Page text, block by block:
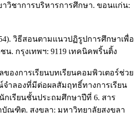
ชาการบริหารการศึกษา. ขอนแก่น:
วิธีสอนตามแนวปฏิรูปการศึกษาเพื่อ
. กรุงเทพฯ: 9119 เทคนิคพริ้นติ้ง
ของการเรียนบทเรียนคอมพิวเตอร์ช่วย
ำลองที่มีต่อผลสัมฤทธิ์ทางการเรียน
กเรียนชั้นประถมศึกษาปีที่ 6. สาร
ณฑิต. สงขลา: มหาวิทยาลัยสงขลา